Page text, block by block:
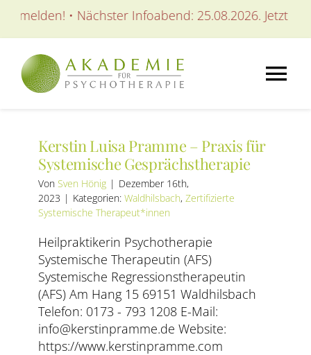
Inhalt
springen
• Nächster Infoabend: 25.08.2026. Jetzt
AUSBILDUNGEN
WEITERBILDUNGEN
SEMINARE / KURSE
AKTUELLES
Kerstin Luisa Pramme – Praxis für
Systemische Gesprächstherapie
Von Sven Hönig | Dezember 16th,
2023 | Kategorien: Waldhilsbach, Zertifizierte
Systemische Therapeut*innen
Heilpraktikerin Psychotherapie
Systemische Therapeutin (AFS)
Systemische Regressionstherapeutin
(AFS) Am Hang 15 69151 Waldhilsbach
Telefon: 0173 - 793 1208 E-Mail:
info@kerstinpramme.de Website:
https://www.kerstinpramme.com